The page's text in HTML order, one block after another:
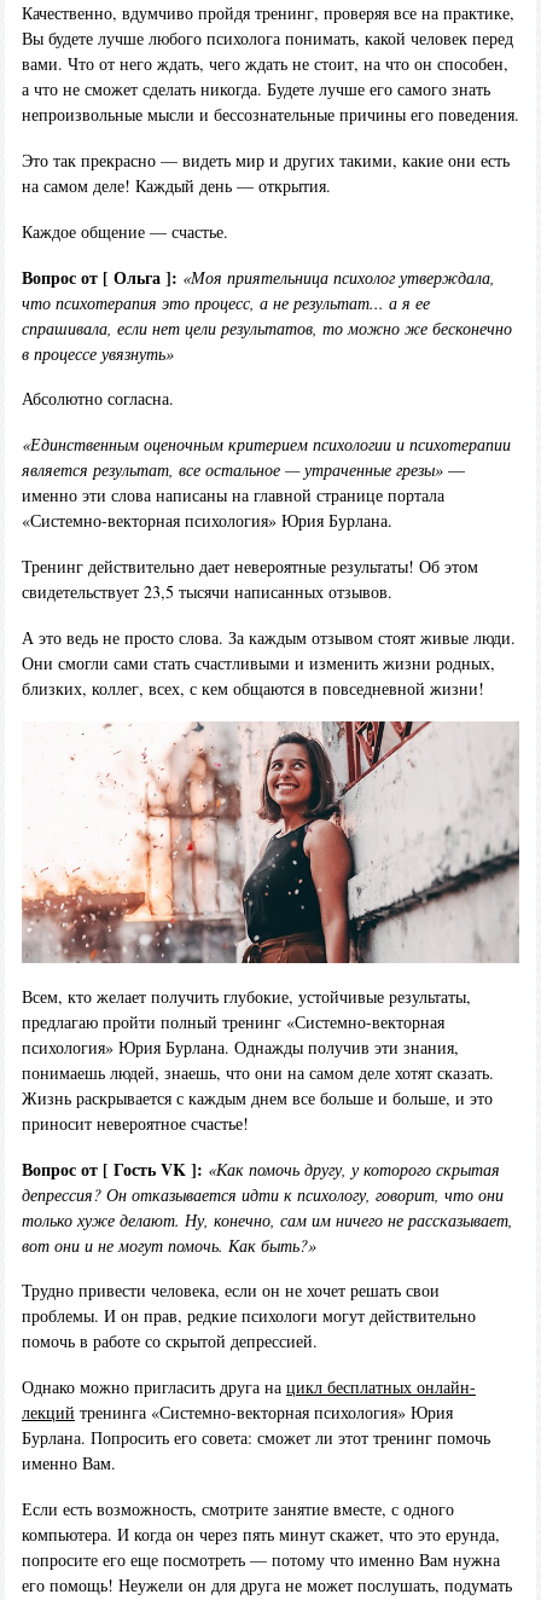
Качественно, вдумчиво пройдя тренинг, проверяя все на практике,
Вы будете лучше любого психолога понимать, какой человек перед
вами. Что от него ждать, чего ждать не стоит, на что он способен,
а что не сможет сделать никогда. Будете лучше его самого знать
непроизвольные мысли и бессознательные причины его поведения.
Это так прекрасно — видеть мир и других такими, какие они есть
на самом деле! Каждый день — открытия.
Каждое общение — счастье.
Вопрос от [ Ольга ]: «Моя приятельница психолог утверждала,
что психотерапия это процесс, а не результат... а я ее
спрашивала, если нет цели результатов, то можно же бесконечно
в процессе увязнуть»
Абсолютно согласна.
«Единственным оценочным критерием психологии и психотерапии
является результат, все остальное — утраченные грезы»—
именно эти слова написаны на главной странице портала
«Системно-векторная психология» Юрия Бурлана.
Тренинг действительно дает невероятные результаты! Об этом
свидетельствует 23,5 тысячи написанных отзывов.
А это ведь не просто слова. За каждым отзывом стоят живые люди.
Они смогли сами стать счастливыми и изменить жизни родных,
близких, коллег, всех, с кем общаются в повседневной жизни!
Всем, кто желает получить глубокие, устойчивые результаты,
предлагаю пройти полный тренинг «Системно-векторная
психология» Юрия Бурлана. Однажды получив эти знания,
понимаешь людей, знаешь, что они на самом деле хотят сказать.
Жизнь раскрывается с каждым днем все больше и больше, и это
приносит невероятное счастье!
Вопрос от [ Гость VK ]: «Как помочь другу, у которого скрытая
депрессия? Он отказывается идти к психологу, говорит, что они
только хуже делают. Ну, конечно, сам им ничего не рассказывает,
вот они и не могут помочь. Как быть?»
Трудно привести человека, если он не хочет решать свои
проблемы. И он прав, редкие психологи могут действительно
помочь в работе со скрытой депрессией.
Однако можно пригласить друга на цикл бесплатных онлайн-
лекций тренинга «Системно-векторная психология» Юрия
Бурлана. Попросить его совета: сможет ли этот тренинг помочь
именно Вам.
Если есть возможность, смотрите занятие вместе, с одного
компьютера. И когда он через пять минут скажет, что это ерунда,
попросите его еще посмотреть — потому что именно Вам нужна
его помощь! Неужели он для друга не может послушать, подумать